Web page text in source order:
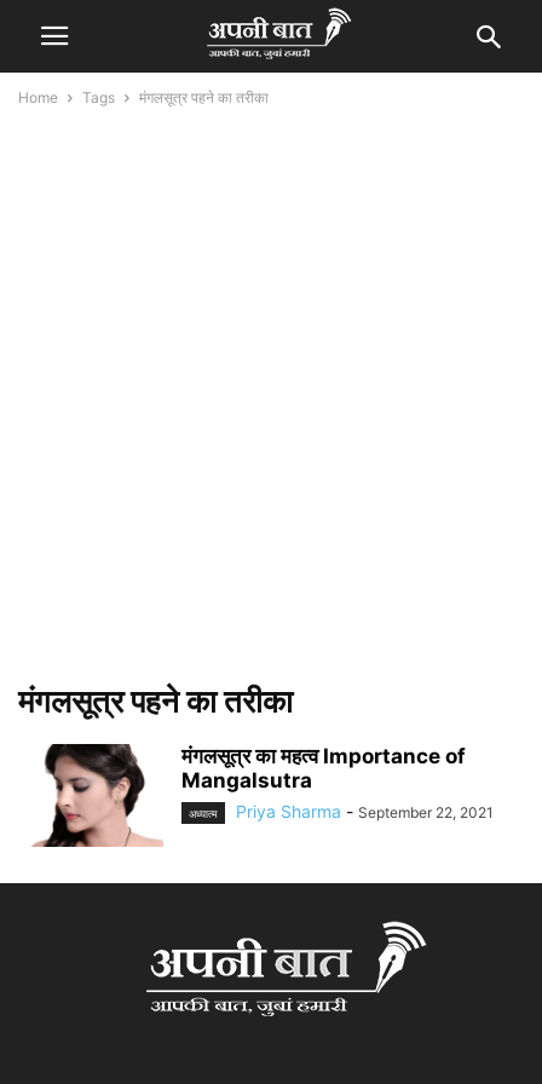
Home Tags मंगलसूत्र पहने का तरीका
मंगलसूत्र पहने का तरीका
मंगलसूत्र का महत्व Importance of
Mangalsutra
अध्यात्म Priya Sharma - September 22, 2021